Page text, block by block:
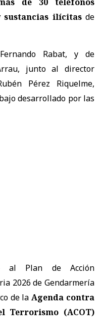
ilícitasde
Rabat, y de
junto al director
Pérez Riquelme,
desarrollado por las
al Plan de Acción
2026 de Gendarmería
de laAgenda contra
Terrorismo (ACOT)